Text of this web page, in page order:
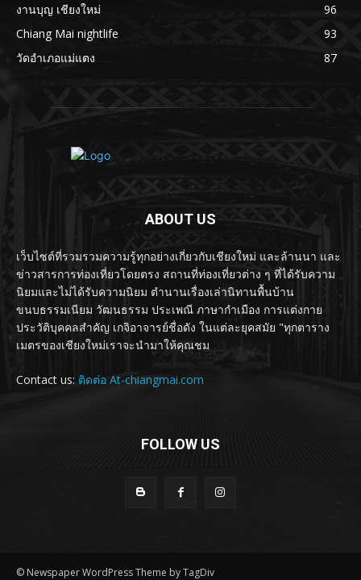
งานบุญ เชียงใหม่
96
Chiang Mai nightlife
93
วัดอำเภอแม่แตง
87
ABOUT US
เว็บไซต์ที่รวมรวมความรู้ทุกอย่างเกี่ยวกับเชียงใหม่ และล้านนา และ
ข่าวสารการท่องเที่ยวโดยตรง สถานที่ท่องเที่ยวต่าง ๆ ที่ได้รับความ
นิยมและไม่ได้รับความนิยม ตำนานเรื่องเล่านิทานพื้นบ้าน
ขนบธรรมเนียม วัฒนธรรม ประเพณี ภาษากำเมือง การแต่งกาย
ประวัติบุคคลสำคัญ เกจิอาจารย์ชื่อดัง ในแต่ละยุคสมัย "ทุกตาราง
เมตรของเชียงใหม่เราจะนำมาให้คุณชม
Contact us: ติดต่อ At-chiangmai.com
FOLLOW US
© Newspaper WordPress Theme by TagDiv